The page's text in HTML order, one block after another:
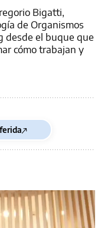
Bigatti,
de Organismos
desde el buque que
cómo trabajan y